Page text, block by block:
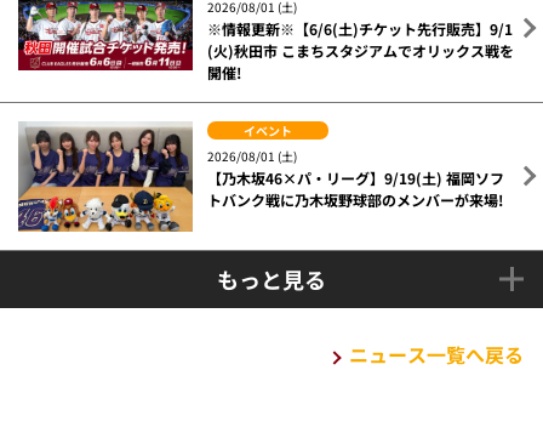
2026/08/01 (土)
※情報更新※【6/6(土)チケット先行販売】9/1
(火)秋田市 こまちスタジアムでオリックス戦を
開催!
イベント
2026/08/01 (土)
【乃木坂46×パ・リーグ】9/19(土) 福岡ソフ
トバンク戦に乃木坂野球部のメンバーが来場!
もっと見る
ニュース一覧へ戻る